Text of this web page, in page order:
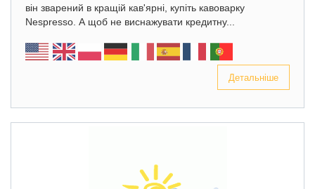
він зварений в кращій кав'ярні, купіть кавоварку
Nespresso. А щоб не виснажувати кредитну...
Детальніше